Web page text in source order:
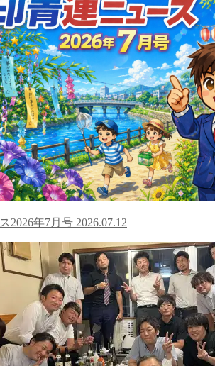
2026年7月号 2026.07.12